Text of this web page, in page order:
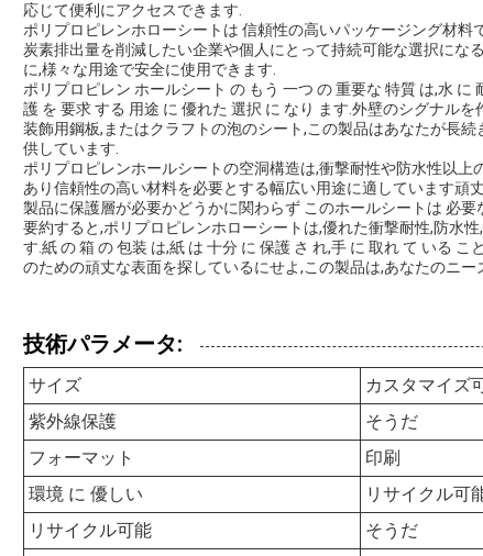
応じて便利にアクセスできます.
ポリプロピレンホローシートは 信頼性の高いパッケージング材
炭素排出量を削減したい企業や個人にとって持続可能な選択にな
に,様々な用途で安全に使用できます.
ポリプロピレン ホールシート の もう 一つ の 重要な 特質 は,水 に
護 を 要求 する 用途 に 優れた 選択 に なり ます.外壁のシグナル
装飾用鋼板,またはクラフトの泡のシート,この製品はあなたが長
供しています.
ポリプロピレンホールシートの空洞構造は,衝撃耐性や防水性以
あり信頼性の高い材料を必要とする幅広い用途に適しています
製品に保護層が必要かどうかに関わらず このホールシートは 必
要約すると,ポリプロピレンホローシートは,優れた衝撃耐性,防水
す.紙 の 箱 の 包装 は,紙 は 十分 に 保護 さ れ,手 に 取れ て いる
のための頑丈な表面を探しているにせよ,この製品は,あなたのニー
技術パラメータ:
サイズ
カスタマイズ
紫外線保護
そうだ
フォーマット
印刷
環境 に 優しい
リサイクル可
リサイクル可能
そうだ